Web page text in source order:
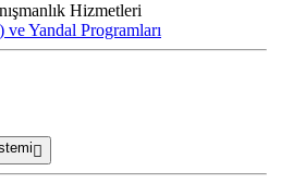
Hizmetleri
Yandal Programları